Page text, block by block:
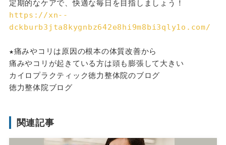
定期的なケアで、快適な毎日を目指しましょう！
https://xn--
dckburb3jta8kygnbz642e8hi9m8bi3qly1o.com/
★痛みやコリは原因の根本の体質改善から
痛みやコリが起きている方は頭も膨張して大きい
カイロプラクティック徳力整体院のブログ
徳力整体院ブログ
関連記事